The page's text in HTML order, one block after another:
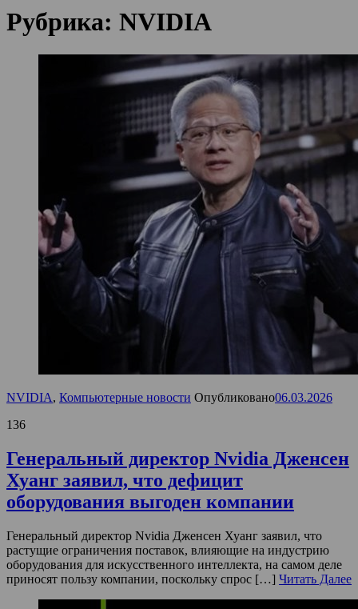
Рубрика: NVIDIA
NVIDIA, Компьютерные новости Опубликовано06.03.2026
136
Генеральный директор Nvidia Дженсен
Хуанг заявил, что дефицит
оборудования выгоден компании
Генеральный директор Nvidia Дженсен Хуанг заявил, что
растущие ограничения поставок, влияющие на индустрию
оборудования для искусственного интеллекта, на самом деле
приносят пользу компании, поскольку спрос […] Читать Далее